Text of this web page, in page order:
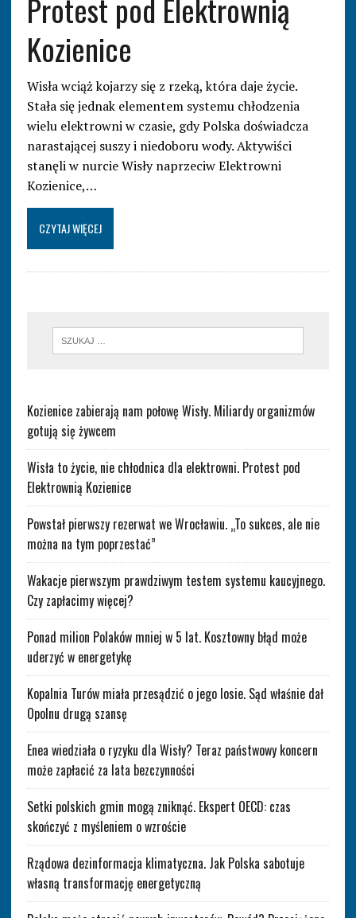
Protest pod Elektrownią
Kozienice
Wisła wciąż kojarzy się z rzeką, która daje życie.
Stała się jednak elementem systemu chłodzenia
wielu elektrowni w czasie, gdy Polska doświadcza
narastającej suszy i niedoboru wody. Aktywiści
stanęli w nurcie Wisły naprzeciw Elektrowni
Kozienice,…
CZYTAJ WIĘCEJ
Kozienice zabierają nam połowę Wisły. Miliardy organizmów
gotują się żywcem
Wisła to życie, nie chłodnica dla elektrowni. Protest pod
Elektrownią Kozienice
Powstał pierwszy rezerwat we Wrocławiu. „To sukces, ale nie
można na tym poprzestać”
Wakacje pierwszym prawdziwym testem systemu kaucyjnego.
Czy zapłacimy więcej?
Ponad milion Polaków mniej w 5 lat. Kosztowny błąd może
uderzyć w energetykę
Kopalnia Turów miała przesądzić o jego losie. Sąd właśnie dał
Opolnu drugą szansę
Enea wiedziała o ryzyku dla Wisły? Teraz państwowy koncern
może zapłacić za lata bezczynności
Setki polskich gmin mogą zniknąć. Ekspert OECD: czas
skończyć z myśleniem o wzroście
Rządowa dezinformacja klimatyczna. Jak Polska sabotuje
własną transformację energetyczną